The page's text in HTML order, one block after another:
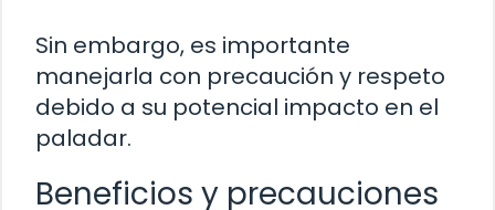
Sin embargo, es importante
manejarla con precaución y respeto
debido a su potencial impacto en el
paladar.
Beneficios y precauciones